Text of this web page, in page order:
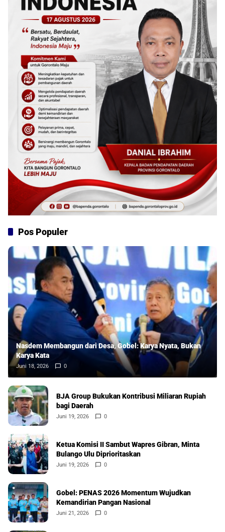
Pos Populer
Nasdem Membangun dari Desa, Gobel: Karya Nyata, Bukan
Karya Kata
Juni 18, 2026 0
BJA Group Bukukan Kontribusi Miliaran Rupiah
bagi Daerah
Juni 19, 2026 0
Ketua Komisi II Sambut Wapres Gibran, Minta
Bulango Ulu Diprioritaskan
Juni 19, 2026 0
Gobel: PENAS 2026 Momentum Wujudkan
Kemandirian Pangan Nasional
Juni 21, 2026 0